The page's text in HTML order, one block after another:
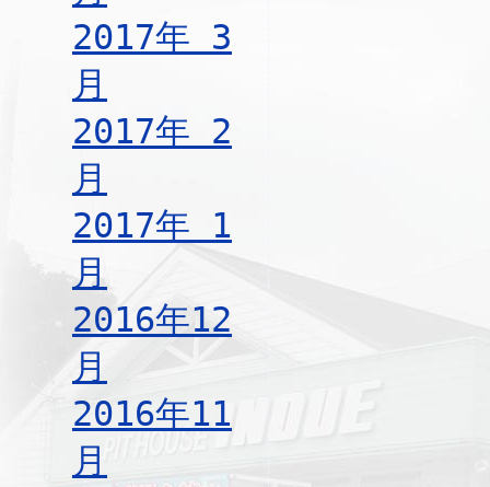
2017年 3
月
2017年 2
月
2017年 1
月
2016年12
月
2016年11
月